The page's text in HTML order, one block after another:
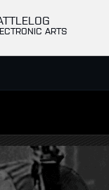
ARTS
SERWERÓW